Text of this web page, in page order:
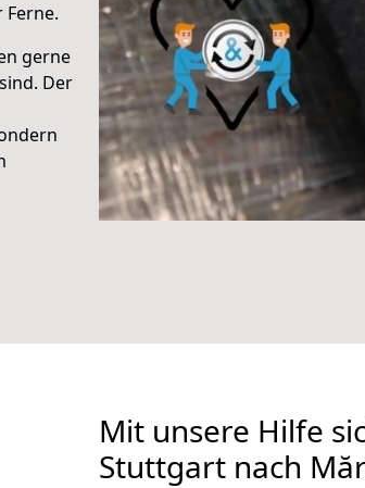
gerne
Der
Mit unsere Hilfe
Stuttgart nach